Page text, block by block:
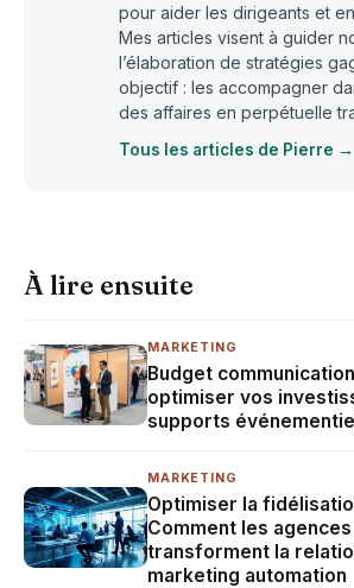
pour aider les dirigeants et
Mes articles visent à guider
l’élaboration de stratégies
objectif : les accompagner
des affaires en perpétuelle
Tous les articles de Pierre →
À lire ensuite
MARKETING
Budget
optimiser vos
supports
MARKETING
Optimiser la
Comment les
transforment la
marketing automation